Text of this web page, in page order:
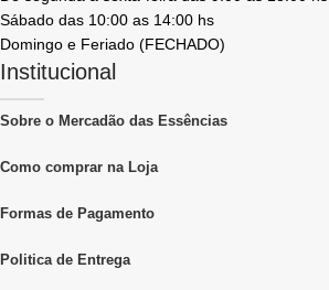
Sábado das 10:00 as 14:00 hs
Domingo e Feriado (FECHADO)
Institucional
Sobre o Mercadão das Essências
Como comprar na Loja
Formas de Pagamento
Politica de Entrega